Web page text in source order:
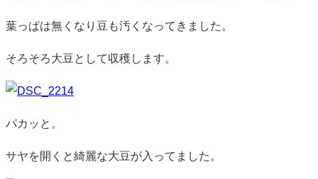
葉っぱは無くなり豆も汚くなってきました。
そろそろ大豆として収穫します。
パカッと。
サヤを開くと綺麗な大豆が入ってました。